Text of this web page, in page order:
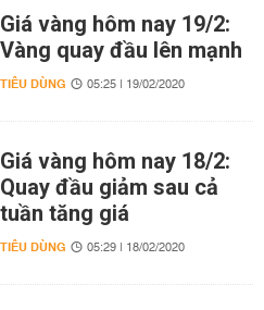
Giá vàng hôm nay 19/2:
Vàng quay đầu lên mạnh
TIÊU DÙNG 05:25 | 19/02/2020
Giá vàng hôm nay 18/2:
Quay đầu giảm sau cả
tuần tăng giá
TIÊU DÙNG 05:29 | 18/02/2020